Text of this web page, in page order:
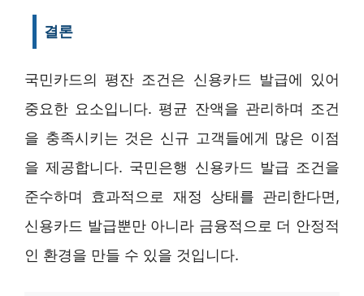
결론
국민카드의 평잔 조건은 신용카드 발급에 있어
중요한 요소입니다. 평균 잔액을 관리하며 조건
을 충족시키는 것은 신규 고객들에게 많은 이점
을 제공합니다. 국민은행 신용카드 발급 조건을
준수하며 효과적으로 재정 상태를 관리한다면,
신용카드 발급뿐만 아니라 금융적으로 더 안정적
인 환경을 만들 수 있을 것입니다.